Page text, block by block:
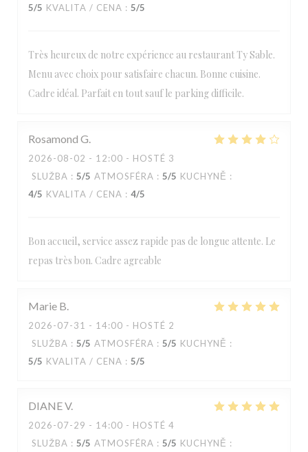
5/5 KVALITA / CENA : 5/5
Très heureux de notre expérience au restaurant Ty Sable.
Menu avec choix pour satisfaire chacun. Bonne cuisine.
Cadre idéal. Parfait en tout sauf le parking difficile.
Rosamond G
2026-08-02 - 12:00 - HOSTÉ 3
SLUŽBA : 5/5 ATMOSFÉRA : 5/5 KUCHYNĚ :
4/5 KVALITA / CENA : 4/5
Bon accueil, service assez rapide pas de longue attente. Le
repas très bon. Cadre agreable
Marie B
2026-07-31 - 14:00 - HOSTÉ 2
SLUŽBA : 5/5 ATMOSFÉRA : 5/5 KUCHYNĚ :
5/5 KVALITA / CENA : 5/5
DIANEV
2026-07-29 - 14:00 - HOSTÉ 4
SLUŽBA : 5/5 ATMOSFÉRA : 5/5 KUCHYNĚ :